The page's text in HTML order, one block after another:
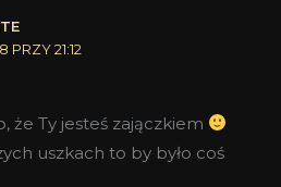
PRZY 21:12
że Ty jesteś zajączkiem
uszkach to by było coś